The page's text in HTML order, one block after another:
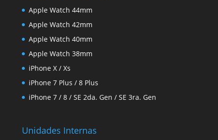
Apple Watch 44mm
Apple Watch 42mm
Apple Watch 40mm
Apple Watch 38mm
iPhone X / Xs
iPhone 7 Plus / 8 Plus
iPhone 7 / 8 / SE 2da. Gen / SE 3ra. Gen
Unidades Internas